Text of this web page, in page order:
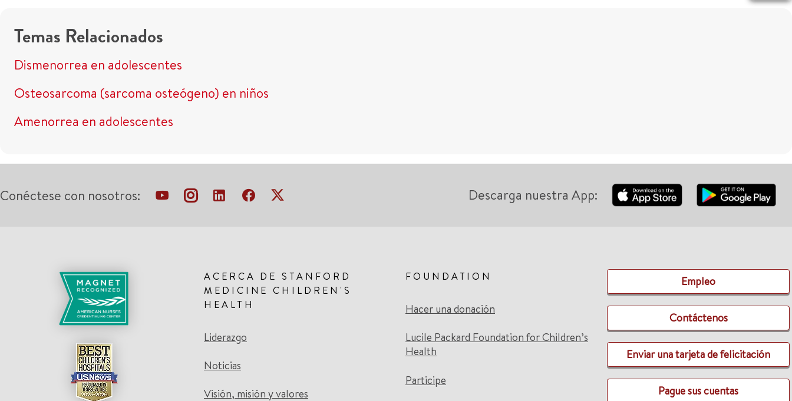
Temas Relacionados
Dismenorrea en adolescentes
Osteosarcoma (sarcoma osteógeno) en niños
Amenorrea en adolescentes
Conéctese con nosotros: Descarga nuestra App:
ACERCA DE STANFORD
MEDICINE CHILDREN'S
HEALTH
Liderazgo
Noticias
Visión, misión y valores
FOUNDATION
Hacer una donación
Lucile Packard Foundation for Children’s
Health
Participe
Empleo
Contáctenos
Enviar una tarjeta de felicitación
Pague sus cuentas